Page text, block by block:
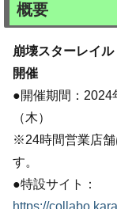
概要
崩壊スターレイ
開催
●開催期間：2024
（木）
※24時間営業店舗
す。
●特設サイト：